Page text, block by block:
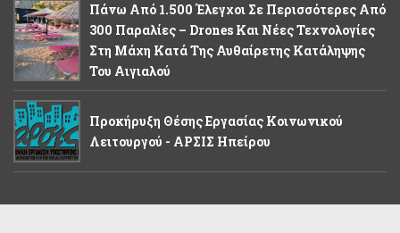
Πάνω Από 1.500 Έλεγχοι Σε Περισσότερες Από
300 Παραλίες – Drones Και Νέες Τεχνολογίες
Στη Μάχη Κατά Της Αυθαίρετης Κατάληψης
Του Αιγιαλού
Προκήρυξη Θέσης Εργασίας Κοινωνικού
Λειτουργού - ΑΡΣΙΣ Ηπείρου